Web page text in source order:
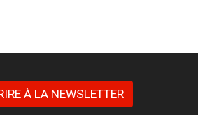
À LA NEWSLETTER